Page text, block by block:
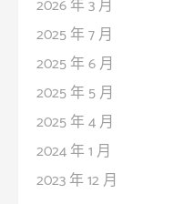
2026 年 3 月
2025 年 7 月
2025 年 6 月
2025 年 5 月
2025 年 4 月
2024 年 1 月
2023 年 12 月